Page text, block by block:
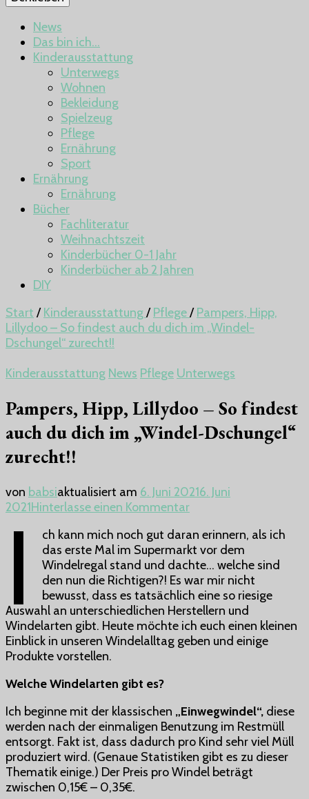
News
Das bin ich…
Kinderausstattung
Unterwegs
Wohnen
Bekleidung
Spielzeug
Pflege
Ernährung
Sport
Ernährung
Ernährung
Bücher
Fachliteratur
Weihnachtszeit
Kinderbücher 0-1 Jahr
Kinderbücher ab 2 Jahren
DIY
Start / Kinderausstattung/ Pflege/ Pampers, Hipp,
Lillydoo – So findest auch du dich im „Windel-
Dschungel“ zurecht!!
Kinderausstattung News Pflege Unterwegs
Pampers, Hipp, Lillydoo – So findest
auch du dich im „Windel-Dschungel“
zurecht!!
von babsiaktualisiert am 6. Juni 20216. Juni
2021Hinterlasse einen Kommentarzu
Hipp,
Lillydoo
–
So
findest
auch
du
dich
zurecht!!
I
ch kann mich noch gut daran erinnern, als ich
das erste Mal im Supermarkt vor dem
Windelregal stand und dachte… welche sind
den nun die Richtigen?! Es war mir nicht
bewusst, dass es tatsächlich eine so riesige
Auswahl an unterschiedlichen Herstellern und
Windelarten gibt. Heute möchte ich euch einen kleinen
Einblick in unseren Windelalltag geben und einige
Produkte vorstellen.
Welche Windelarten gibt es?
Ich beginne mit der klassischen „Einwegwindel“, diese
werden nach der einmaligen Benutzung im Restmüll
entsorgt. Fakt ist, dass dadurch pro Kind sehr viel Müll
produziert wird. (Genaue Statistiken gibt es zu dieser
Thematik einige.) Der Preis pro Windel beträgt
zwischen 0,15€ – 0,35€.